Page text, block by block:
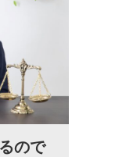
ので